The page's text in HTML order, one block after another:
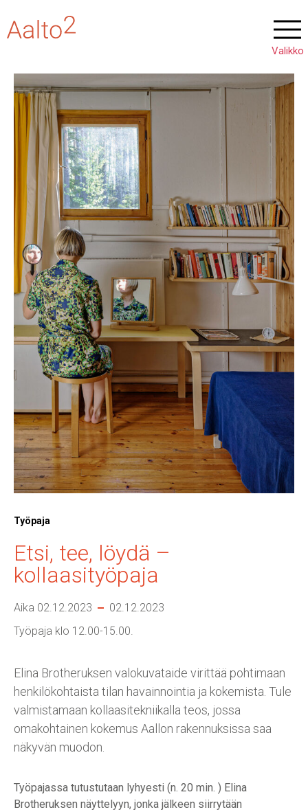
Työpaja
Etsi, tee, löydä –
kollaasityöpaja
Aika 02.12.2023
02.12.2023
Työpaja klo 12.00-15.00.
Elina Brotheruksen valokuvataide virittää pohtimaan
henkilökohtaista tilan havainnointia ja kokemista. Tule
valmistamaan kollaasitekniikalla teos, jossa
omakohtainen kokemus Aallon rakennuksissa saa
näkyvän muodon.
Työpajassa tutustutaan lyhyesti (n. 20 min. ) Elina
Brotheruksen näyttelyyn, jonka jälkeen siirrytään